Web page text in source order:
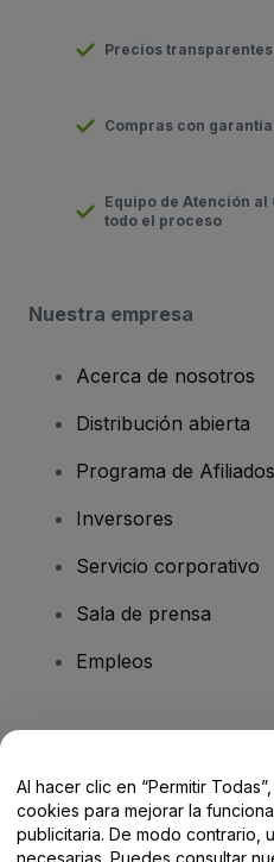
Precios transparentes
Compras con
Equipo de Atención al
todo el proceso
Nuestra empresa
Acerca de nosotros
Distribución abierta
Programa de Afiliados
Inversores
Servicio corporativo
Sala de prensa
Empleos
Centro de Ayuda /
Al hacer clic en “Permitir
cookies para mejorar la
publicitaria. De modo contrario,
necesarias. Puedes consultar